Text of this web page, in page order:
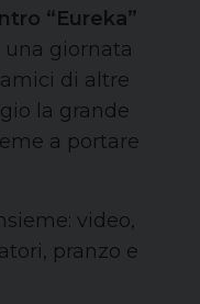
“Eureka”
una giornata
di altre
la grande
a portare
video,
pranzo e